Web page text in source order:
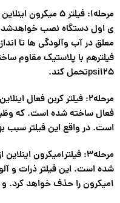
مرحله1: فیلتر 5
ی اول دستگاه نصب
فیلترهم با پلاستیک مقاوم
psi125تحمل کند.
مرحله۲: فیلتر کربن فعال
فعال ساخته شده است. که
است. در واقع این فیلتر
شده است. این فیلتر ذرات و
۱میکرون را حذف خواهد کرد. و ظرفیت آن ۲۰۰۰گالن میباشد.